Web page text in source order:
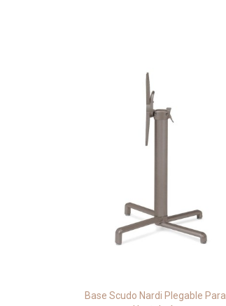
Base Scudo Nardi Plegable Para